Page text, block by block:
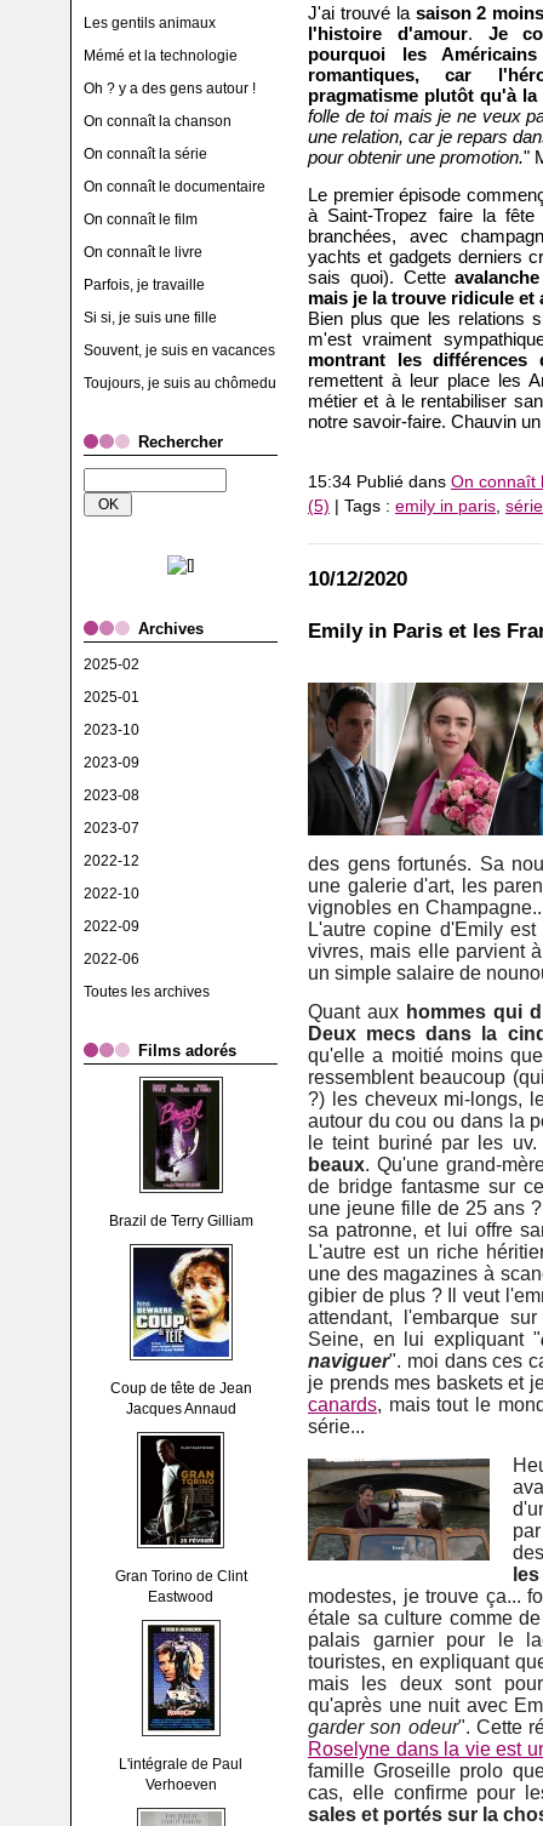
Les gentils animaux
Mémé et la technologie
Oh ? y a des gens autour !
On connaît la chanson
On connaît la série
On connaît le documentaire
On connaît le film
On connaît le livre
Parfois, je travaille
Si si, je suis une fille
Souvent, je suis en vacances
Toujours, je suis au chômedu
Rechercher
Archives
2025-02
2025-01
2023-10
2023-09
2023-08
2023-07
2022-12
2022-10
2022-09
2022-06
Toutes les archives
Films adorés
Brazil de Terry Gilliam
Coup de tête de Jean
Jacques Annaud
Gran Torino de Clint
Eastwood
L'intégrale de Paul
Verhoeven
J'ai trouvé la saison 2
l'histoire d'amour. Je
pourquoi les
romantiques, car
pragmatisme plutôt qu'à la
folle de toi mais je ne veux
une relation, car je repars
pour obtenir une promotion."
Le premier épisode
à Saint-Tropez faire la
branchées, avec
yachts et gadgets derniers
sais quoi). Cette
mais je la trouve ridicule et
Bien plus que les relations
m'est vraiment
montrant les différences
remettent à leur place les
métier et à le rentabiliser
notre savoir-faire. Chauvin
15:34 Publié dans On connaît
(5) | Tags : emily in paris,
10/12/2020
Emily in Paris et les
des gens fortunés. Sa
une galerie d'art, les
vignobles en
L'autre copine d'Emily
vivres, mais elle parvient
un simple salaire de
Quant aux hommes qui
Deux mecs dans la
qu'elle a moitié moins
ressemblent beaucoup
?) les cheveux mi-longs,
autour du cou ou dans la
le teint buriné par les
beaux. Qu'une grand-
de bridge fantasme sur
une jeune fille de 25 ans
sa patronne, et lui offre
L'autre est un riche
une des magazines à
gibier de plus ? Il veut
attendant, l'embarque
Seine, en lui expliquant "
naviguer". moi dans ces
je prends mes baskets et
canards, mais tout le
série...
modestes, je trouve ça...
étale sa culture comme
palais garnier pour le
touristes, en expliquant
mais les deux sont
qu'après une nuit avec
garder son odeur". Cette
Roselyne dans la vie est
famille Groseille prolo
cas, elle confirme pour
sales et portés sur la